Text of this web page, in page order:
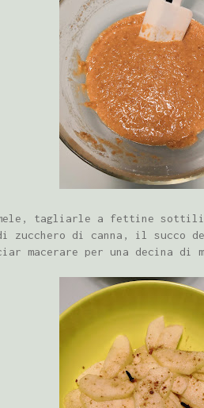
tagliarle a fettine
zucchero di canna, il succo
macerare per una decina di